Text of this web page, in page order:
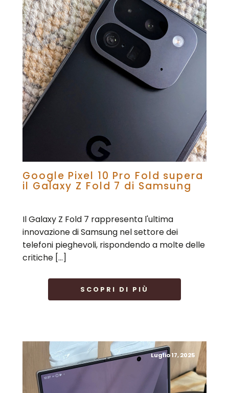
Google Pixel 10 Pro Fold supera
il Galaxy Z Fold 7 di Samsung
Il Galaxy Z Fold 7 rappresenta l'ultima
innovazione di Samsung nel settore dei
telefoni pieghevoli, rispondendo a molte delle
critiche […]
SCOPRI DI PIÙ
Luglio 17, 2025